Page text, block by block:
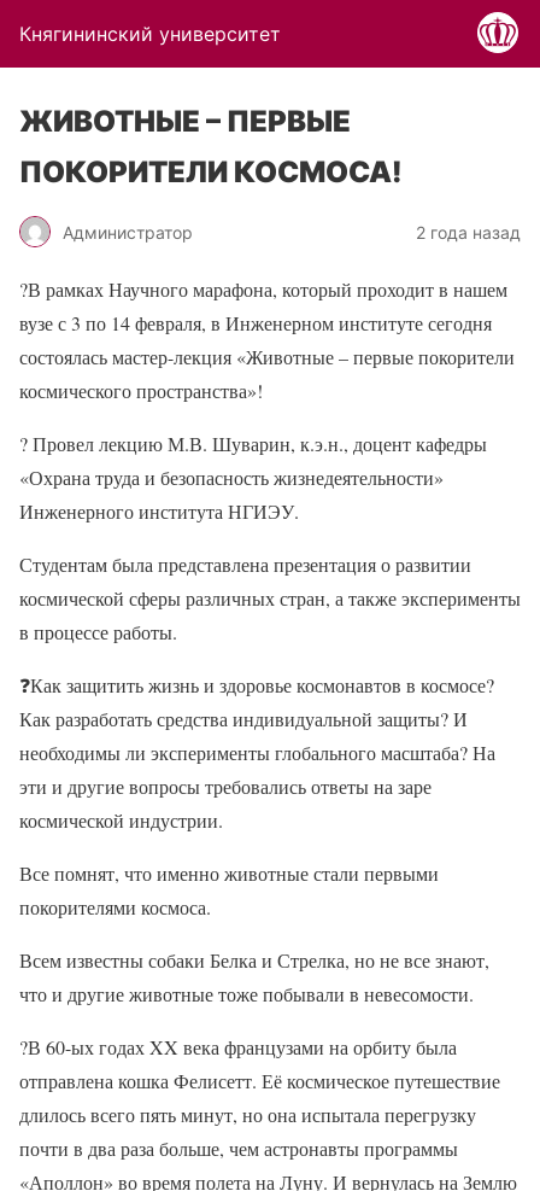
Княгининский университет
ЖИВОТНЫЕ – ПЕРВЫЕ
ПОКОРИТЕЛИ КОСМОСА!
Администратор 2 года назад
?В рамках Научного марафона, который проходит в нашем
вузе с 3 по 14 февраля, в Инженерном институте сегодня
состоялась мастер-лекция «Животные – первые покорители
космического пространства»!
?️Провел лекцию М.В. Шуварин, к.э.н., доцент кафедры
«Охрана труда и безопасность жизнедеятельности»
Инженерного института НГИЭУ.
Студентам была представлена презентация о развитии
космической сферы различных стран, а также эксперименты
в процессе работы.
❓Как защитить жизнь и здоровье космонавтов в космосе?
Как разработать средства индивидуальной защиты? И
необходимы ли эксперименты глобального масштаба? На
эти и другие вопросы требовались ответы на заре
космической индустрии.
Все помнят, что именно животные стали первыми
покорителями космоса.
Всем известны собаки Белка и Стрелка, но не все знают,
что и другие животные тоже побывали в невесомости.
?В 60-ых годах XX века французами на орбиту была
отправлена кошка Фелисетт. Её космическое путешествие
длилось всего пять минут, но она испытала перегрузку
почти в два раза больше, чем астронавты программы
«Аполлон» во время полета на Луну. И вернулась на Землю